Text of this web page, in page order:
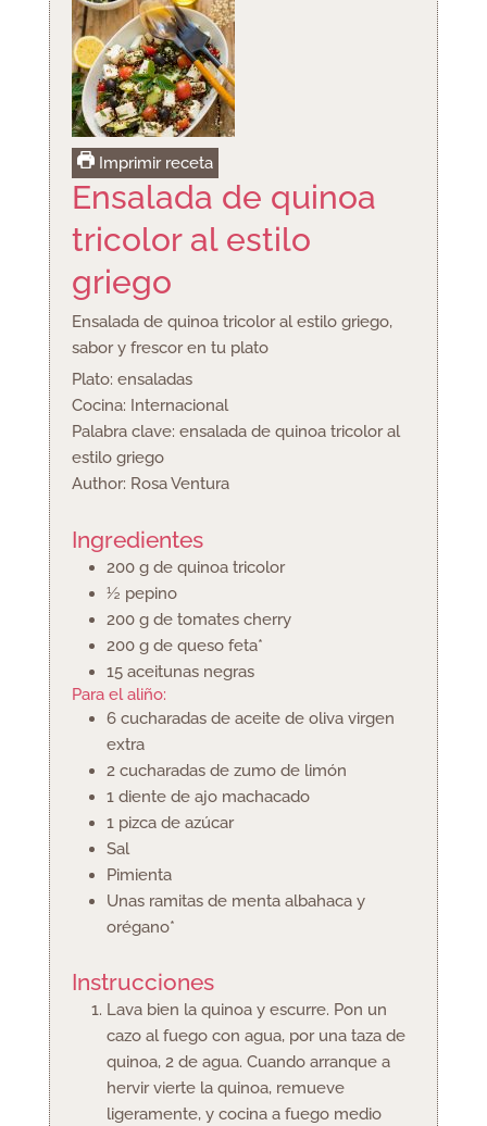
Imprimir receta
Ensalada de quinoa
tricolor al estilo
griego
Ensalada de quinoa tricolor al estilo griego,
sabor y frescor en tu plato
Plato: ensaladas
Cocina: Internacional
Palabra clave: ensalada de quinoa tricolor al
estilo griego
Author: Rosa Ventura
Ingredientes
200 g de quinoa tricolor
½ pepino
200 g de tomates cherry
200 g de queso feta*
15 aceitunas negras
Para el aliño:
6 cucharadas de aceite de oliva virgen
extra
2 cucharadas de zumo de limón
1 diente de ajo machacado
1 pizca de azúcar
Sal
Pimienta
Unas ramitas de menta albahaca y
orégano*
Instrucciones
Lava bien la quinoa y escurre. Pon un
cazo al fuego con agua, por una taza de
quinoa, 2 de agua. Cuando arranque a
hervir vierte la quinoa, remueve
ligeramente, y cocina a fuego medio